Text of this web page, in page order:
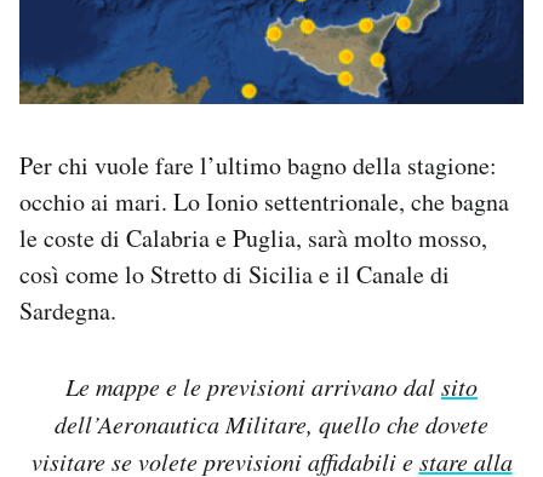
Per chi vuole fare l’ultimo bagno della stagione:
occhio ai mari. Lo Ionio settentrionale, che bagna
le coste di Calabria e Puglia, sarà molto mosso,
così come lo Stretto di Sicilia e il Canale di
Sardegna.
Le mappe e le previsioni arrivano dalsito
dell’Aeronautica Militare, quello che dovete
visitare se volete previsioni affidabili estare alla